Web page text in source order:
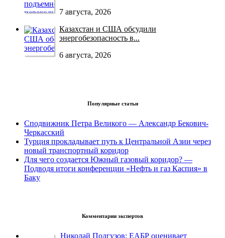
7 августа, 2026
Казахстан и США обсудили
энергобезопасность в...
6 августа, 2026
Популярные статьи
Сподвижник Петра Великого — Александр Бекович-
Черкасский
Турция прокладывает путь к Центральной Азии через
новый транспортный коридор
Для чего создается Южный газовый коридор? —
Подводя итоги конференции «Нефть и газ Каспия» в
Баку
Комментарии экспертов
Николай Подгузов: ЕАБР оценивает